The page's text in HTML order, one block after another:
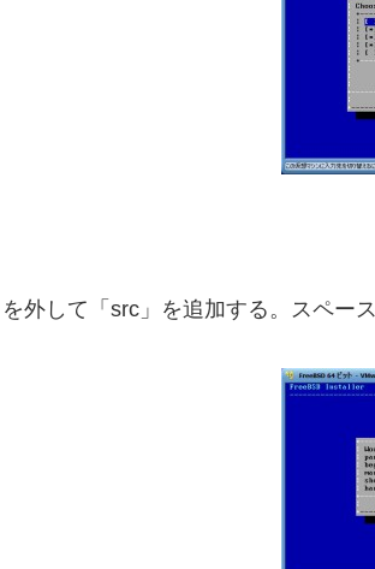
外して「src」を追加する。スペー